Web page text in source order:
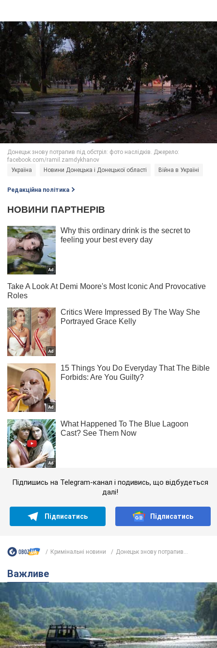
Україна Новини Донецька і Донецької області Війна в Україні
Редакційна політика
Підпишись на Telegram-канал і подивись, що відбудеться
далі!
Підписатись Підписатись
Кримінальні новини Донецьк знову потрапив...
Важливе